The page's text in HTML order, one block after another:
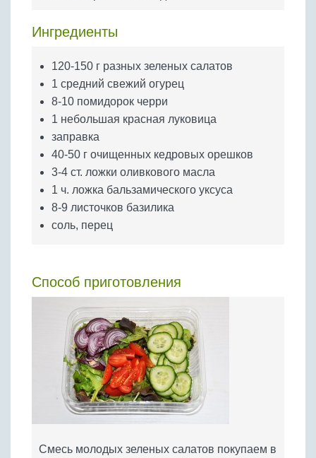
Яйца
Ингредиенты
120-150 г разных зеленых салатов
1 средний свежий огурец
8-10 помидорок черри
1 небольшая красная луковица
заправка
40-50 г очищенных кедровых орешков
3-4 ст. ложки оливкового масла
1 ч. ложка бальзамического уксуса
8-9 листочков базилика
соль, перец
Способ приготовления
Смесь молодых зеленых салатов покупаем в